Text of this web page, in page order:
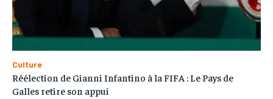
Culture
Réélection de Gianni Infantino à la FIFA : Le Pays de
Galles retire son appui